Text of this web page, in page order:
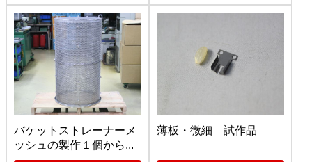
バケットストレーナーメ
ッシュの製作１個から...
薄板・微細 試作品